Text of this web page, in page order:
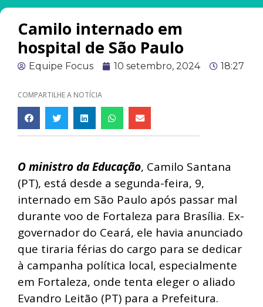
Camilo internado em
hospital de São Paulo
Equipe Focus 10 setembro, 2024 18:27
COMPARTILHE A NOTÍCIA
O ministro da Educação, Camilo Santana
(PT), está desde a segunda-feira, 9,
internado em São Paulo após passar mal
durante voo de Fortaleza para Brasília. Ex-
governador do Ceará, ele havia anunciado
que tiraria férias do cargo para se dedicar
à campanha política local, especialmente
em Fortaleza, onde tenta eleger o aliado
Evandro Leitão (PT) para a Prefeitura.